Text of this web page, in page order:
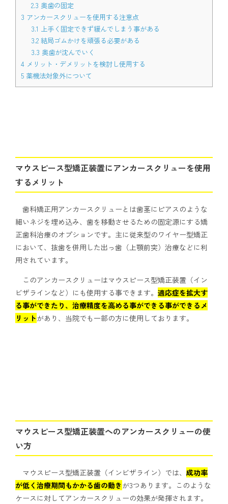
2.3 奥歯の固定
3 アンカースクリューを使用する注意点
3.1 上手く固定できず緩んでしまう事がある
3.2結局ゴムかけを頑張る必要がある
3.3 奥歯が沈んでいく
4 メリット・デメリットを検討し使用する
5 薬機法対象外について
マウスピース型矯正装置にアンカースクリューを使用
するメリット
歯科矯正用アンカースクリューとは歯茎にピアスのような
細いネジを埋め込み、歯を移動させるための固定源にする矯
正歯科治療のオプションです。主に従来型のワイヤー型矯正
において、抜歯を併用した出っ歯（上顎前突）治療などに利
用されています。
このアンカースクリューはマウスピース型矯正装置（イン
ビザラインなど）にも使用する事できます。 適応症を拡大す
る事ができたり、治療精度を高める事ができる事ができるメ
リットがあり、当院でも一部の方に使用しております。
マウスピース型矯正装置へのアンカースクリューの使
い方
マウスピース型矯正装置（インビザライン）では、成功率
が低く治療期間もかかる歯の動きが3つあります。このような
ケースに対してアンカースクリューの効果が発揮されます。